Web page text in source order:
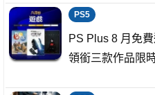
PS5
PS Plus 8 月免
領銜三款作品限